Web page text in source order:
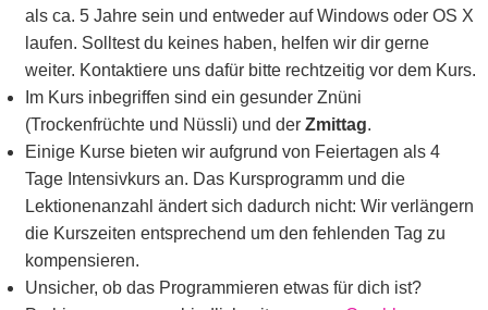
als ca. 5 Jahre sein und entweder auf Windows oder OS X
laufen. Solltest du keines haben, helfen wir dir gerne
weiter. Kontaktiere uns dafür bitte rechtzeitig vor dem Kurs.
Im Kurs inbegriffen sind ein gesunder Znüni
(Trockenfrüchte und Nüssli) und der Zmittag.
Einige Kurse bieten wir aufgrund von Feiertagen als 4
Tage Intensivkurs an. Das Kursprogramm und die
Lektionenanzahl ändert sich dadurch nicht: Wir verlängern
die Kurszeiten entsprechend um den fehlenden Tag zu
kompensieren.
Unsicher, ob das Programmieren etwas für dich ist?